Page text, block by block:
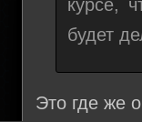
курсе,
будет
Это где же